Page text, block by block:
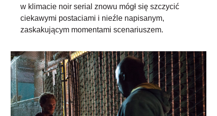
w klimacie noir serial znowu mógł się szczycić
ciekawymi postaciami i nieźle napisanym,
zaskakującym momentami scenariuszem.